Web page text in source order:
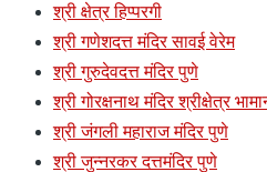
श्री क्षेत्र हिप्परगी
श्री गणेशदत्त मंदिर सावई वेरेम
श्री गुरुदेवदत्त मंदिर पुणे
श्री गोरक्षनाथ मंदिर श्रीक्षेत्र
श्री जंगली महाराज मंदिर पुणे
श्री जुन्नरकर दत्तमंदिर पुणे